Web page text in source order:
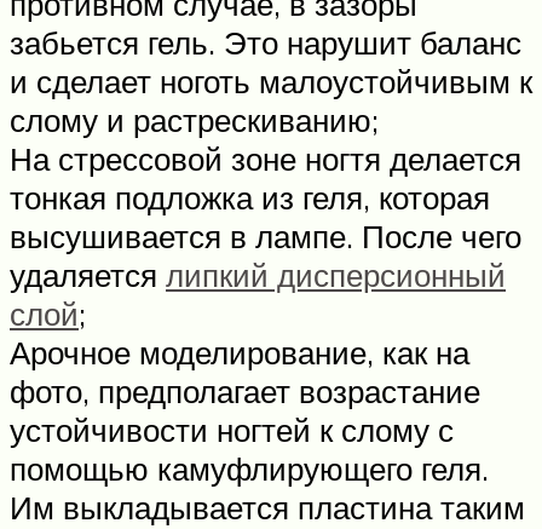
забьется гель. Это нарушит баланс
и сделает ноготь малоустойчивым к
слому и растрескиванию;
На стрессовой зоне ногтя делается
тонкая подложка из геля, которая
высушивается в лампе. После чего
удаляется липкий дисперсионный
слой;
Арочное моделирование, как на
фото, предполагает возрастание
устойчивости ногтей к слому с
помощью камуфлирующего геля.
Им выкладывается пластина таким